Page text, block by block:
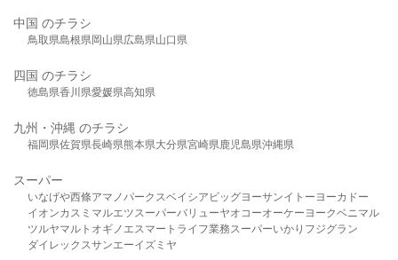
中国 のチラシ
鳥取県島根県岡山県広島県山口県
四国 のチラシ
徳島県香川県愛媛県高知県
九州・沖縄 のチラシ
福岡県佐賀県長崎県熊本県大分県宮崎県鹿児島県沖縄県
スーパー
いなげや西條アマノパークスベイシア ビッグヨーサンイトーヨーカドー
イオンカスミ マルエツスーパーバリューヤオコーオーケー ヨークベニマル
ツルヤマルト オギノ エスマート ライフ業務スーパーいかり フジグラン
ダイレックスサンエーイズミヤ